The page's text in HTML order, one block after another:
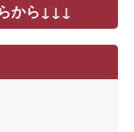
から↓↓↓